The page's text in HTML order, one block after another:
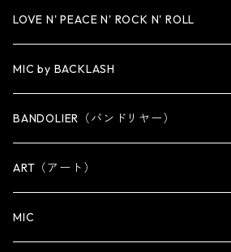
WALLET CHAIN
WALLET
OTHER
NECKLACE
KEY CHAIN
WALLET CHAIN
OTHER
BRACELET
BRACELET
NECKLACE
LOVE N' PEACE N' ROCK N' ROLL
MIC by BACKLASH
BANDOLIER（バンドリヤー）
iPhone 14専用ケース
iPhone 14 Plus専用ケース
ART（アート）
MIC